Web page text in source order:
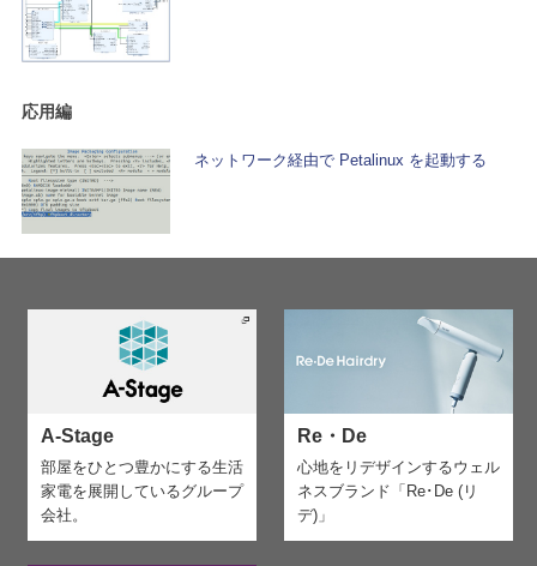
応用編
ネットワーク経由で Petalinux を起動する
A-Stage
部屋をひとつ豊かにする生活
家電を展開しているグループ
会社。
Re・De
心地をリデザインするウェル
ネスブランド「Re･De (リ
デ)」